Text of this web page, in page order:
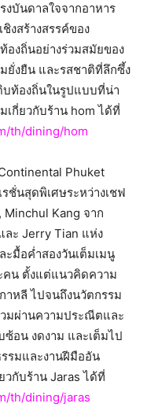
บันดาลใจจากอาหาร
ชิงสร้างสรรค์ของ
งถิ่นอย่างร่วมสมัยของ
ยั่งยืน และรสชาติที่ลึกซึ้ง
บท้องถิ่นในรูปแบบที่น่า
เกี่ยวกับร้าน hom ได้ที่
th/dining/hom
Phuket
ชั่นสุดพิเศษระหว่างเชฟ
Minchul Kang จาก
ละ Jerry Tian แห่ง
ะมื้อค่ำสองวันเต็มเมนู
น ตั้งแต่แนวคิดความ
าหลี ไปจนถึงนวัตกรรม
มผ่านความประณีตและ
อน งดงาม และเต็มไป
รมและงานฝีมืออัน
วกับร้าน Jaras ได้ที่
th/dining/jaras